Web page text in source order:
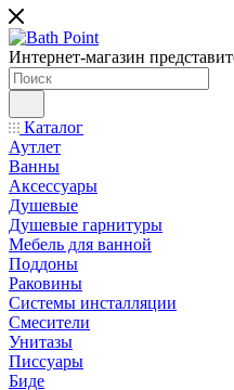
Интернет-магазин
Каталог
Аутлет
Ванны
Аксессуары
Душевые
Душевые гарнитуры
Мебель для ванной
Поддоны
Раковины
Системы инсталляции
Смесители
Унитазы
Писсуары
Биде